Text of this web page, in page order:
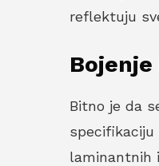
reflektuju
Bitno je da
specifikaciju
laminantnih